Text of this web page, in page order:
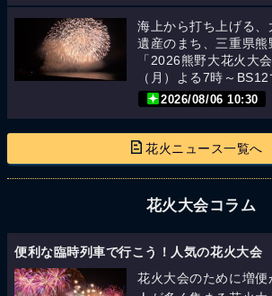
海上から打ち上げる
遺産のまち、三重県熊
「2026熊野大花火大
（月）よる7時～
2026/08/06 10:30
花火ニュース一覧へ
花火大会コラム
便利な臨時列車で行こう！人気の花火大会
花火大会のために増便